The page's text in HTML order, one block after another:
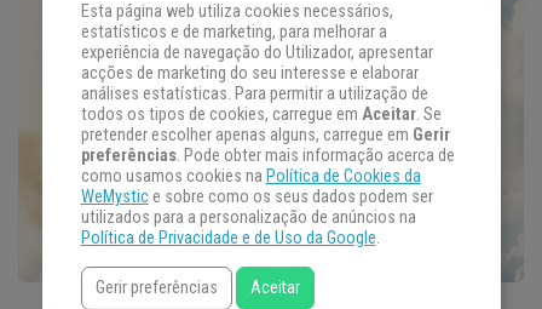
Esta página web utiliza cookies necessários,
estatísticos e de marketing, para melhorar a
experiência de navegação do Utilizador, apresentar
acções de marketing do seu interesse e elaborar
análises estatísticas. Para permitir a utilização de
todos os tipos de cookies, carregue em Aceitar. Se
pretender escolher apenas alguns, carregue em Gerir
preferências. Pode obter mais informação acerca de
como usamos cookies na Política de Cookies da
WeMystice sobre como os seus dados podem ser
utilizados para a personalização de anúncios na
Política de Privacidade e de Uso da Google.
Gerir preferências Aceitar